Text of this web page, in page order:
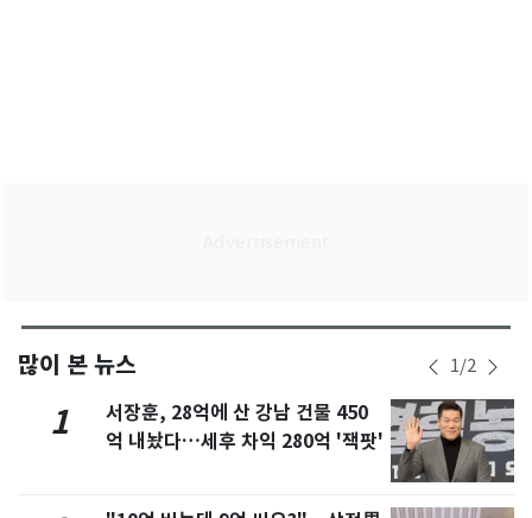
많이 본 뉴스 1/2
1
서장훈, 28억에 산 강남 건물 450
억 내놨다…세후 차익 280억 '잭팟'